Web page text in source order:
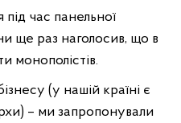
час панельної
ще раз наголосив, що в
монополістів.
(у нашій країні є
– ми запропонували